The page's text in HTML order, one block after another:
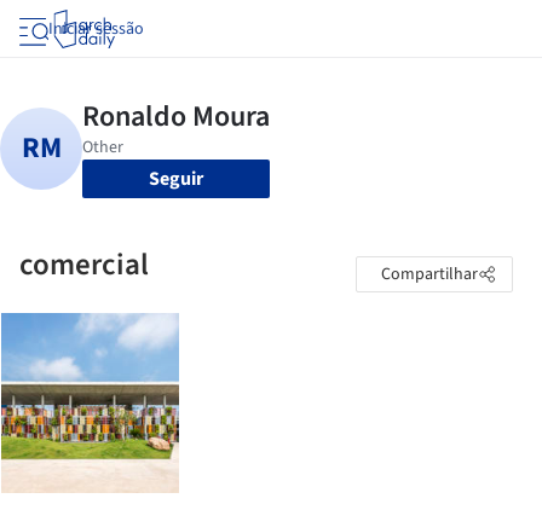
Iniciar sessão
Seguir
comercial Compartilhar